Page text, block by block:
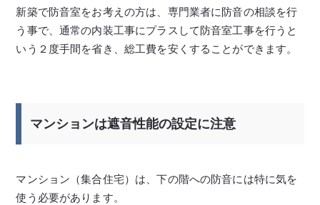
新築で防音室をお考えの方は、専門業者に防音の相談を行
う事で、通常の内装工事にプラスして防音室工事を行うと
いう２度手間を省き、総工費を安くすることができます。
マンションは遮音性能の設定に注意
マンション（集合住宅）は、下の階への防音には特に気を
使う必要があります。